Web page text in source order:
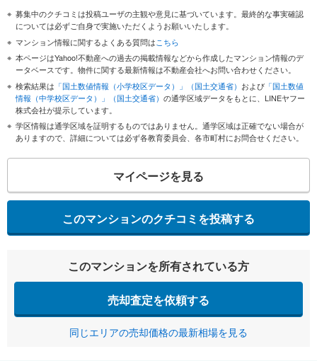
募集中のクチコミは投稿ユーザの主観や意見に基づいています。最終的な事実確認
については必ずご自身で実施いただくようお願いいたします。
マンション情報に関するよくある質問はこちら
本ページはYahoo!不動産への過去の掲載情報などから作成したマンション情報のデ
ータベースです。物件に関する最新情報は不動産会社へお問い合わせください。
検索結果は 「国土数値情報（小学校区データ）」（国土交通省） および 「国土数値
情報（中学校区データ）」（国土交通省） の通学区域データをもとに、LINEヤフー
株式会社が提示しています。
学区情報は通学区域を証明するものではありません。通学区域は正確でない場合が
ありますので、詳細については必ず各教育委員会、各市町村にお問合せください。
マイページを見る
このマンションのクチコミを投稿する
このマンションを所有されている方
売却査定を依頼する
同じエリアの売却価格の最新相場を見る